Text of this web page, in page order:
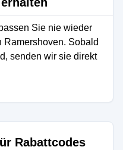
Sie nie wieder
Ramershoven. Sobald
senden wir sie direkt
Rabattcodes